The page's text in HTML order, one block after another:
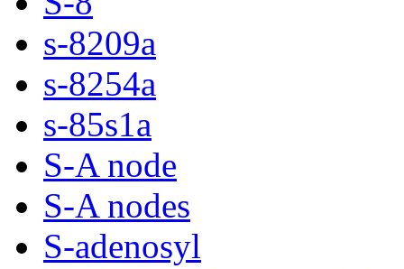
s-8209a
s-8254a
s-85s1a
S-A node
S-A nodes
S-adenosyl